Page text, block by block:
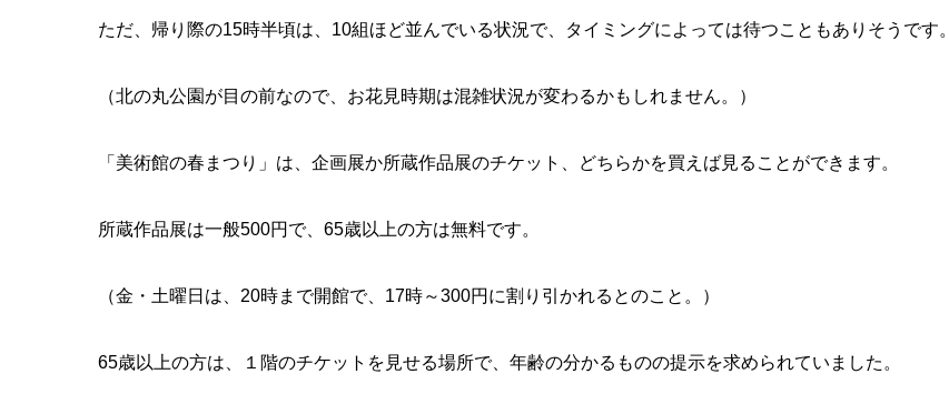
ただ、帰り際の15時半頃は、10組ほど並んでいる状況で、タイミングによっては待つこともありそうです。
（北の丸公園が目の前なので、お花見時期は混雑状況が変わるかもしれません。）
「美術館の春まつり」は、企画展か所蔵作品展のチケット、どちらかを買えば見ることができます。
所蔵作品展は一般500円で、65歳以上の方は無料です。
（金・土曜日は、20時まで開館で、 17時～300円に割り引かれるとのこと。）
65歳以上の方は、１階のチケットを見せる場所で、年齢の分かるものの提示を求められていました。